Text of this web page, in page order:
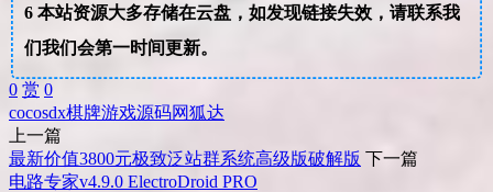
6本站资源大多存储在云盘，如发现链接失效，请联系我
们我们会第一时间更新。
0 赏 0
cocosdx棋牌游戏源码网狐达
上一篇
最新价值3800元极致泛站群系统高级版破解版 下一篇
电路专家v4.9.0 ElectroDroid PRO